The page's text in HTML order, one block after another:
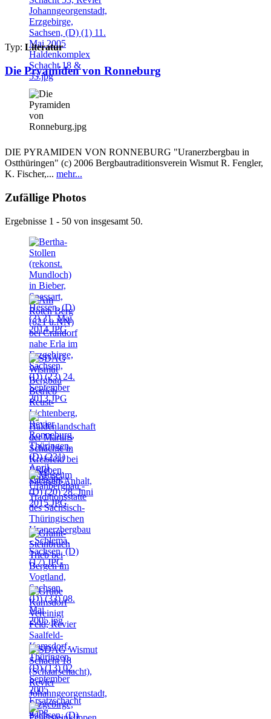
Typ: Literatur
Die Pryamiden von Ronneburg
DIE PYRAMIDEN VON RONNEBURG "Uranerzbergbau in
Ostthüringen" (c) 2006 Bergbautraditionsverein Wismut R. Fengler,
K. Fischer,... mehr...
Zufällige Photos
Ergebnisse 1 - 50 von insgesamt 50.